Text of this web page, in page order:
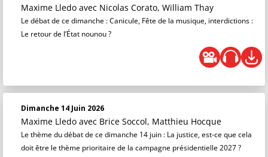
Maxime Lledo avec Nicolas Corato, William Thay
Le débat de ce dimanche : Canicule, Fête de la musique, interdictions :
Le retour de l’État nounou ?
Dimanche 14 Juin 2026
Maxime Lledo avec Brice Soccol, Matthieu Hocque
Le thème du débat de ce dimanche 14 juin : La justice, est-ce que cela
doit être le thème prioritaire de la campagne présidentielle 2027 ?